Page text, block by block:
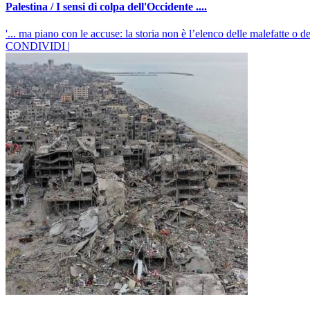
Palestina / I sensi di colpa dell'Occidente ....
'... ma piano con le accuse: la storia non è l’elenco delle malefatte o
CONDIVIDI |